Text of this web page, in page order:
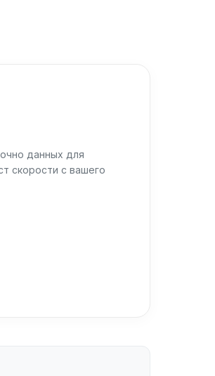
данных для
скорости с вашего